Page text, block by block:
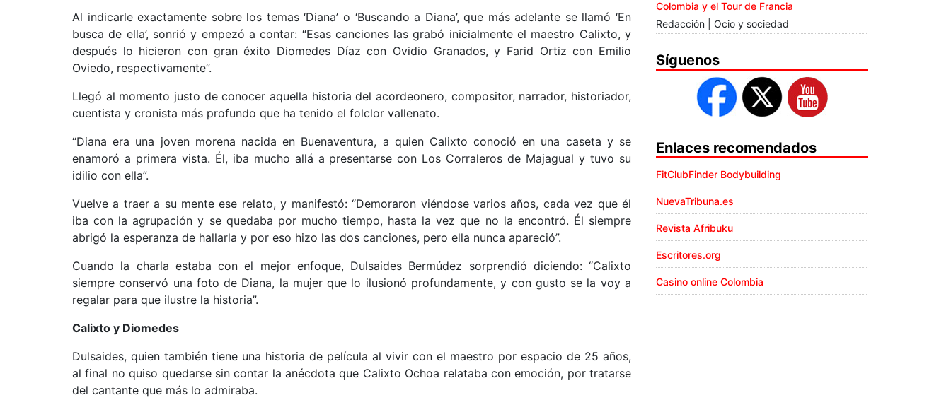
Al indicarle exactamente sobre los temas ‘Diana’ o ‘Buscando a Diana’, que más adelante se llamó ‘En
busca de ella’, sonrió y empezó a contar: “Esas canciones las grabó inicialmente el maestro Calixto, y
después lo hicieron con gran éxito Diomedes Díaz con Ovidio Granados, y Farid Ortiz con Emilio
Oviedo, respectivamente”.
Llegó al momento justo de conocer aquella historia del acordeonero, compositor, narrador, historiador,
cuentista y cronista más profundo que ha tenido el folclor vallenato.
“Diana era una joven morena nacida en Buenaventura, a quien Calixto conoció en una caseta y se
enamoró a primera vista. Él, iba mucho allá a presentarse con Los Corraleros de Majagual y tuvo su
idilio con ella”.
Vuelve a traer a su mente ese relato, y manifestó: “Demoraron viéndose varios años, cada vez que él
iba con la agrupación y se quedaba por mucho tiempo, hasta la vez que no la encontró. Él siempre
abrigó la esperanza de hallarla y por eso hizo las dos canciones, pero ella nunca apareció”.
Cuando la charla estaba con el mejor enfoque, Dulsaides Bermúdez sorprendió diciendo: “Calixto
siempre conservó una foto de Diana, la mujer que lo ilusionó profundamente, y con gusto se la voy a
regalar para que ilustre la historia”.
Calixto y Diomedes
Dulsaides, quien también tiene una historia de película al vivir con el maestro por espacio de 25 años,
al final no quiso quedarse sin contar la anécdota que Calixto Ochoa relataba con emoción, por tratarse
del cantante que más lo admiraba.
Colombia y el Tour de Francia
Redacción | Ocio y sociedad
Síguenos
Enlaces recomendados
FitClubFinder Bodybuilding
NuevaTribuna.es
Revista Afribuku
Escritores.org
Casino online Colombia